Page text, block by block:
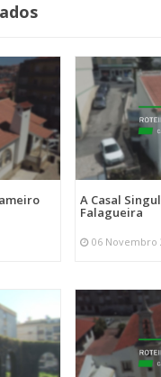
Roteiro Do Património
A Casal
Falagueira
06 Novembro